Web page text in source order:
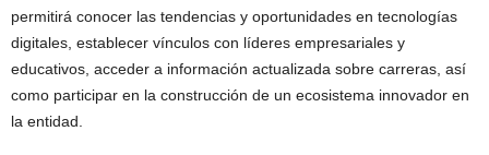
permitirá conocer las tendencias y oportunidades en tecnologías
digitales, establecer vínculos con líderes empresariales y
educativos, acceder a información actualizada sobre carreras, así
como participar en la construcción de un ecosistema innovador en
la entidad.